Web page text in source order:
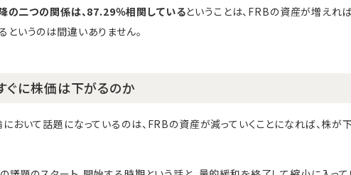
の二つの関係は、87.29％相関しているということは、FRBの資産が増えれ
というのは間違いありません。
ぐに株価は下がるのか
おいて話題になっているのは、FRBの資産が減っていくことになれば、株が